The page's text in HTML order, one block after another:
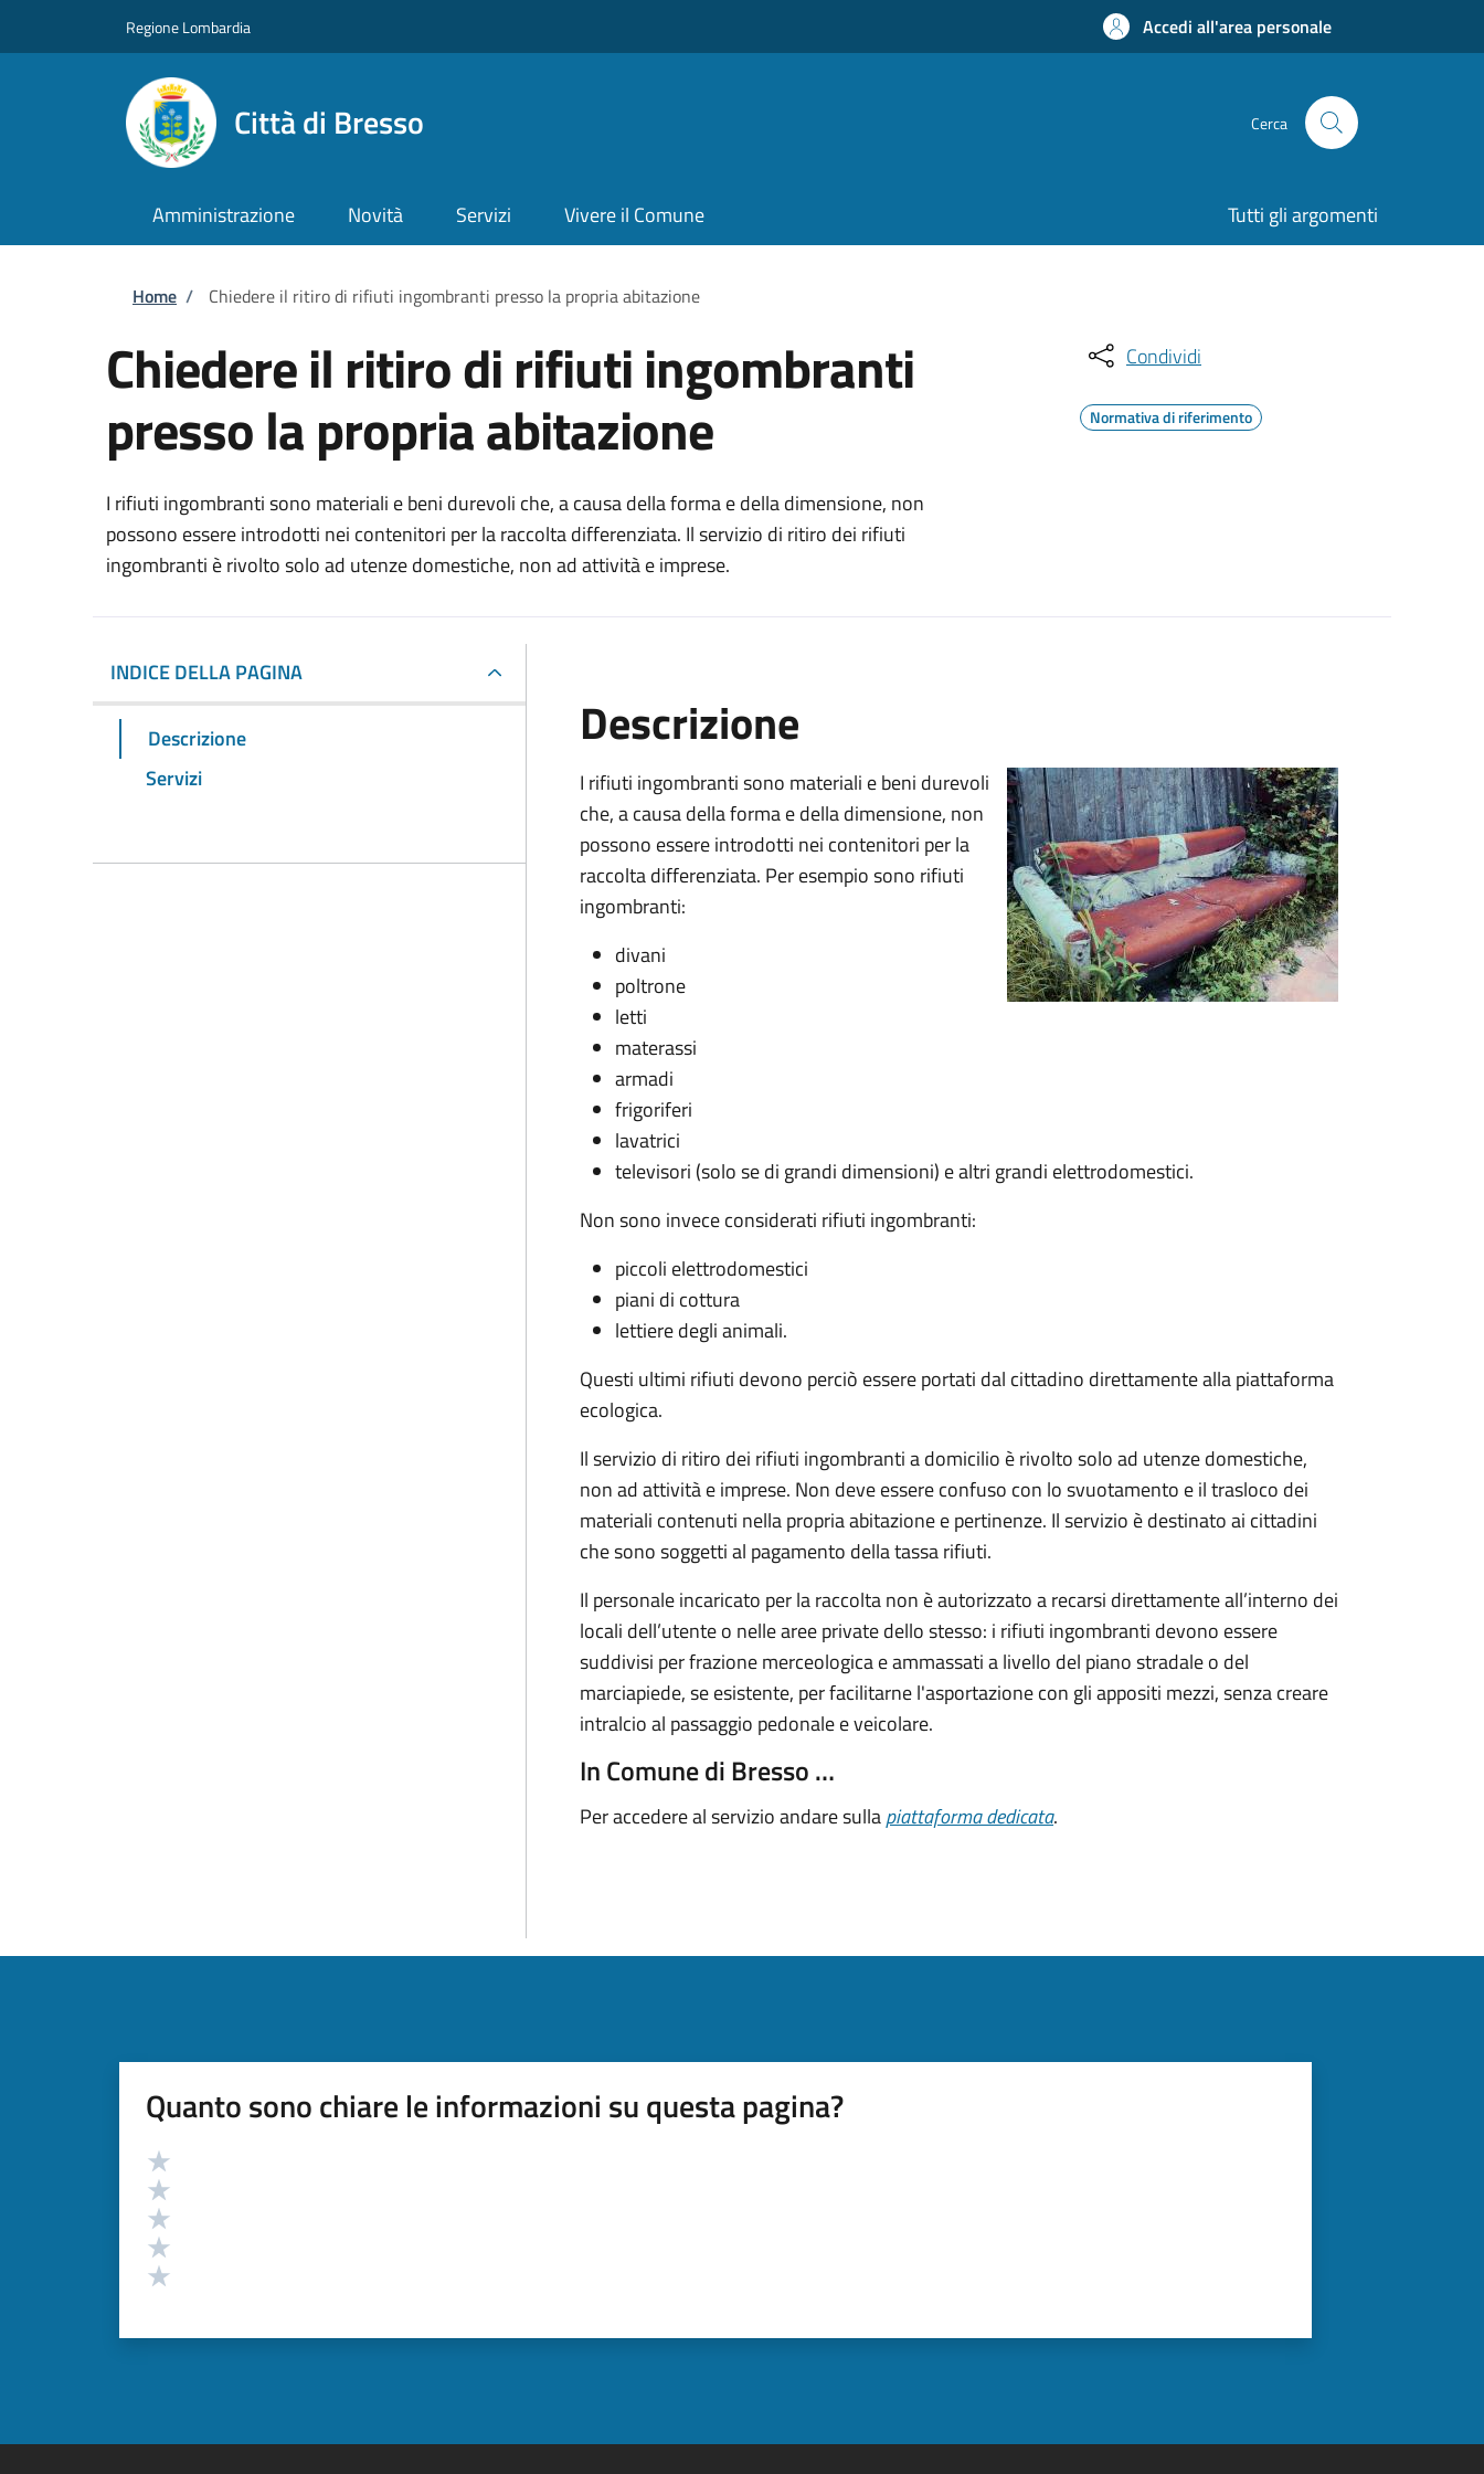
Regione Lombardia Accedi all'area personale
Città di Bresso Cerca
Amministrazione Novità Servizi Vivere il Comune Tutti gli argomenti
Briciole di pane
Home / Chiedere il ritiro di rifiuti ingombranti presso la propria abitazione
Chiedere il ritiro di rifiuti ingombranti
presso la propria abitazione
I rifiuti ingombranti sono materiali e beni durevoli che, a causa della forma e della dimensione, non
possono essere introdotti nei contenitori per la raccolta differenziata. Il servizio di ritiro dei rifiuti
ingombranti è rivolto solo ad utenze domestiche, non ad attività e imprese.
Condividi
Normativa di riferimento
INDICE DELLA PAGINA
Descrizione
Servizi
Descrizione
I rifiuti ingombranti sono materiali e beni durevoli
che, a causa della forma e della dimensione, non
possono essere introdotti nei contenitori per la
raccolta differenziata. Per esempio sono rifiuti
ingombranti:
divani
poltrone
letti
materassi
armadi
frigoriferi
lavatrici
televisori (solo se di grandi dimensioni) e altri grandi elettrodomestici.
Non sono invece considerati rifiuti ingombranti:
piccoli elettrodomestici
piani di cottura
lettiere degli animali.
Questi ultimi rifiuti devono perciò essere portati dal cittadino direttamente alla piattaforma
ecologica.
Il servizio di ritiro dei rifiuti ingombranti a domicilio è rivolto solo ad utenze domestiche,
non ad attività e imprese. Non deve essere confuso con lo svuotamento e il trasloco dei
materiali contenuti nella propria abitazione e pertinenze. Il servizio è destinato ai cittadini
che sono soggetti al pagamento della tassa rifiuti.
Il personale incaricato per la raccolta non è autorizzato a recarsi direttamente all’interno dei
locali dell’utente o nelle aree private dello stesso: i rifiuti ingombranti devono essere
suddivisi per frazione merceologica e ammassati a livello del piano stradale o del
marciapiede, se esistente, per facilitarne l'asportazione con gli appositi mezzi, senza creare
intralcio al passaggio pedonale e veicolare.
In Comune di Bresso …
Per accedere al servizio andare sullapiattaforma dedicata.
Quanto sono chiare le informazioni su questa pagina?
Valutazione